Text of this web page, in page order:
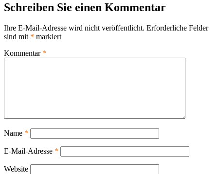
Schreiben Sie einen Kommentar
Ihre E-Mail-Adresse wird nicht veröffentlicht. Erforderliche Felder
sind mit * markiert
Kommentar *
Name *
E-Mail-Adresse *
Website